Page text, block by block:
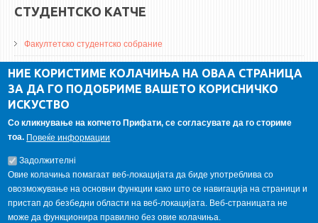
СТУДЕНТСКО КАТЧЕ
Факултетско студентско собрание
ДА Винчи магазин
Алумни асоцијација
ГАЛЕРИЈА
НИЕ КОРИСТИМЕ КОЛАЧИЊА НА ОВАА СТРАНИЦА
ЗА ДА ГО ПОДОБРИМЕ ВАШЕТО КОРИСНИЧКО
ИСКУСТВО
Со кликнување на копчето Прифати, се согласувате да го сториме
тоа. Повеќе информации
Задолжителнi
Овие колачиња помагаат веб-локацијата да биде употреблива со
овозможување на основни функции како што се навигација на страници и
пристап до безбедни области на веб-локацијата. Веб-страницата не
може да функционира правилно без овие колачиња.